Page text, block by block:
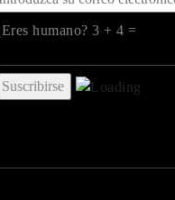
humano? 3 + 4 =